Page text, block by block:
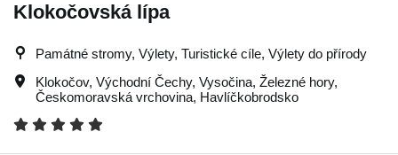
Klokočovská lípa
Památné stromy, Výlety, Turistické cíle, Výlety do přírody
Klokočov, Východní Čechy, Vysočina, Železné hory,
Českomoravská vrchovina, Havlíčkobrodsko